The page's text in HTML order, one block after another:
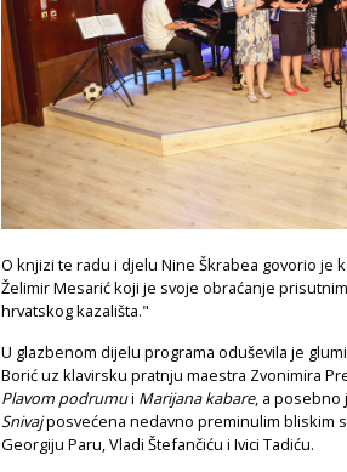
O knjizi te radu i djelu Nine Škrabea govorio je
Želimir Mesarić koji je svoje obraćanje
hrvatskog kazališta."
U glazbenom dijelu programa oduševila je
Borić uz klavirsku pratnju maestra Zvonimira
Plavom podrumui Marijana kabare, a posebno
Snivajposvećena nedavno preminulim bliskim
Georgiju Paru, Vladi Štefančiću i Ivici Tadiću.